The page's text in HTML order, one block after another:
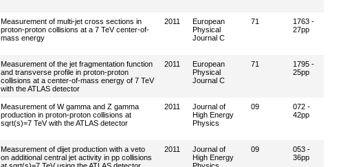
Measurement of multi-jet cross sections in
proton-proton collisions at a 7 TeV center-of-
mass energy
2011
European
Physical
Journal C
71
1763 -
27pp
Measurement of the jet fragmentation function
and transverse profile in proton-proton
collisions at a center-of-mass energy of 7 TeV
with the ATLAS detector
2011
European
Physical
Journal C
71
1795 -
25pp
Measurement of W gamma and Z gamma
production in proton-proton collisions at
sqrt(s)=7 TeV with the ATLAS detector
2011
Journal of
High Energy
Physics
09
072 -
42pp
Measurement of dijet production with a veto
on additional central jet activity in pp collisions
2011
Journal of
High Energy
09
053 -
36pp